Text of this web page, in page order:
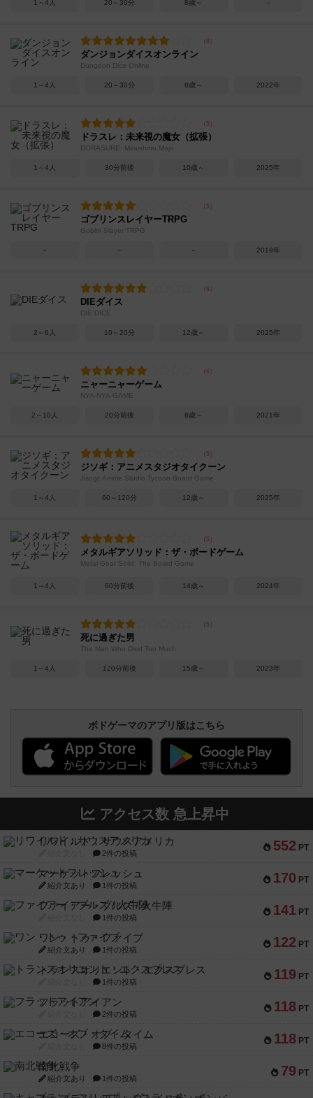
1～4人 20～30分 8歳～ －
ダンジョンダイスオンライン
Dungeon Dice Online
1～4人 20～30分 8歳～ 2022年
ドラスレ：未来視の魔女（拡張）
DORASURE: Miraishino Majo
1～4人 30分前後 10歳～ 2025年
ゴブリンスレイヤーTRPG
Goblin Slayer TRPG
－ － － 2019年
DIEダイス
DIE DICE
2～6人 10～20分 12歳～ 2025年
ニャーニャーゲーム
NYA-NYA-GAME
2～10人 20分前後 8歳～ 2021年
ジソギ：アニメスタジオタイクーン
Jisogi: Anime Studio Tycoon Board Game
1～4人 60～120分 12歳～ 2025年
メタルギアソリッド：ザ・ボードゲーム
Metal Gear Solid: The Board Game
1～4人 60分前後 14歳～ 2024年
死に過ぎた男
The Man Who Died Too Much
1～4人 120分前後 15歳～ 2023年
ボドゲーマのアプリ版はこちら
アクセス数 急上昇中
552 PT
リワイルド：サウスアメリカ
2件の投稿
170 PT
マーケットフレッシュ
紹介文あり 1件の投稿
141 PT
ファイアー・ブルズ / 火牛陣
1件の投稿
122 PT
ワン・トゥ・ファイブ
紹介文あり 1件の投稿
119 PT
トランスオリエント・エクスプレス
1件の投稿
118 PT
フラットアイアン
2件の投稿
118 PT
エコーズ・オブ・タイム
8件の投稿
79 PT
南北戦争
紹介文あり 1件の投稿